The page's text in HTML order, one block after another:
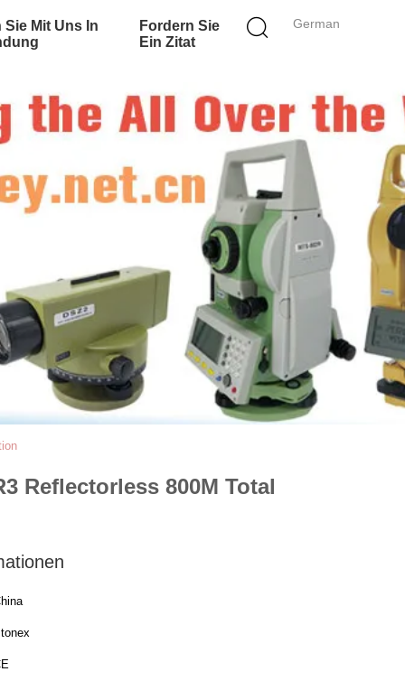
German
Sie Mit Uns In
Fordern Sie
Ein Zitat
Reflectorless 800M Total